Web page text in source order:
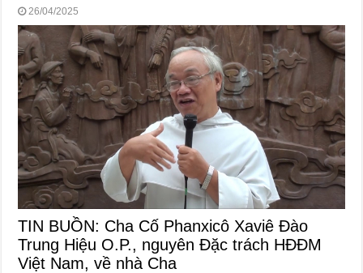
26/04/2025
TIN BUỒN: Cha Cố Phanxicô Xaviê Đào
Trung Hiệu O.P., nguyên Đặc trách HĐĐM
Việt Nam, về nhà Cha